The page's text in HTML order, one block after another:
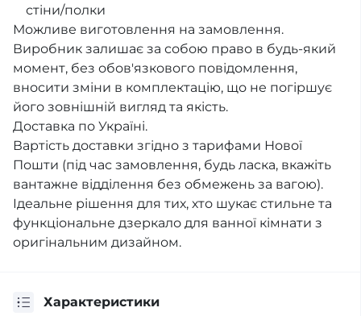
стіни/полки
Можливе виготовлення на замовлення.
Виробник залишає за собою право в будь-який
момент, без обов'язкового повідомлення,
вносити зміни в комплектацію, що не погіршує
його зовнішній вигляд та якість.
Доставка по Україні.
Вартість доставки згідно з тарифами Нової
Пошти (під час замовлення, будь ласка, вкажіть
вантажне відділення без обмежень за вагою).
Iдеальне рішення для тих, хто шукає стильне та
функціональне дзеркало для ванної кімнати з
оригінальним дизайном.
Характеристики